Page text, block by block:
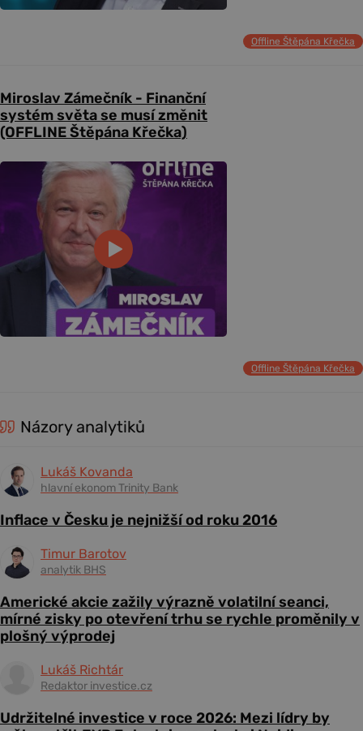
Offline Štěpána Křečka
Miroslav Zámečník - Finanční
systém světa se musí změnit
(OFFLINE Štěpána Křečka)
Offline Štěpána Křečka
Názory analytiků
Lukáš Kovanda
hlavní ekonom Trinity Bank
Inflace v Česku je nejnižší od roku 2016
Timur Barotov
analytik BHS
Americké akcie zažily výrazně volatilní seanci,
mírné zisky po otevření trhu se rychle proměnily v
plošný výprodej
Lukáš Richtár
Redaktor investice.cz
Udržitelné investice v roce 2026: Mezi lídry by